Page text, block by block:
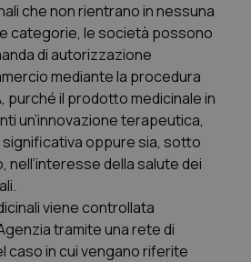
che non rientrano in nessuna
categorie, le società possono
di autorizzazione
mediante la procedura
purché il prodotto medicinale in
un’innovazione terapeutica,
oppure sia, sotto
nell’interesse della salute dei
viene controllata
tramite una rete di
caso in cui vengano riferite